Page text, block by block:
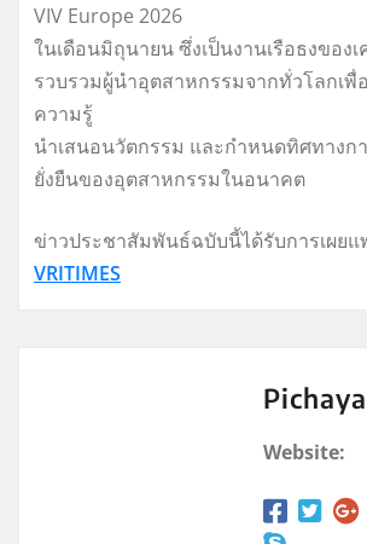
VIV Europe 2026
ในเดือนมิถุนายน ซึ่งเป็นงานเรือธงของ
รวบรวมผู้นำอุตสาหกรรมจากทั่วโลกเพื่
ความรู้
นำเสนอนวัตกรรม และกำหนดทิศทางก
ยั่งยืนของอุตสาหกรรมในอนาคต
ข่าวประชาสัมพันธ์ฉบับนี้ได้รับการเผย
VRITIMES
Pichaya
Website: